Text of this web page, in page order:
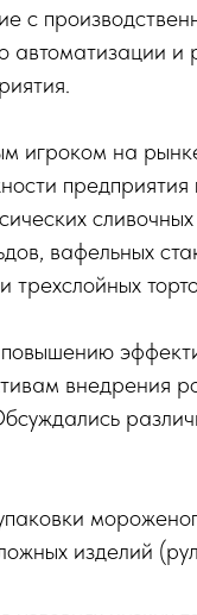
с
автоматизации и
на
предприятия
вафельных
внедрения
изделий